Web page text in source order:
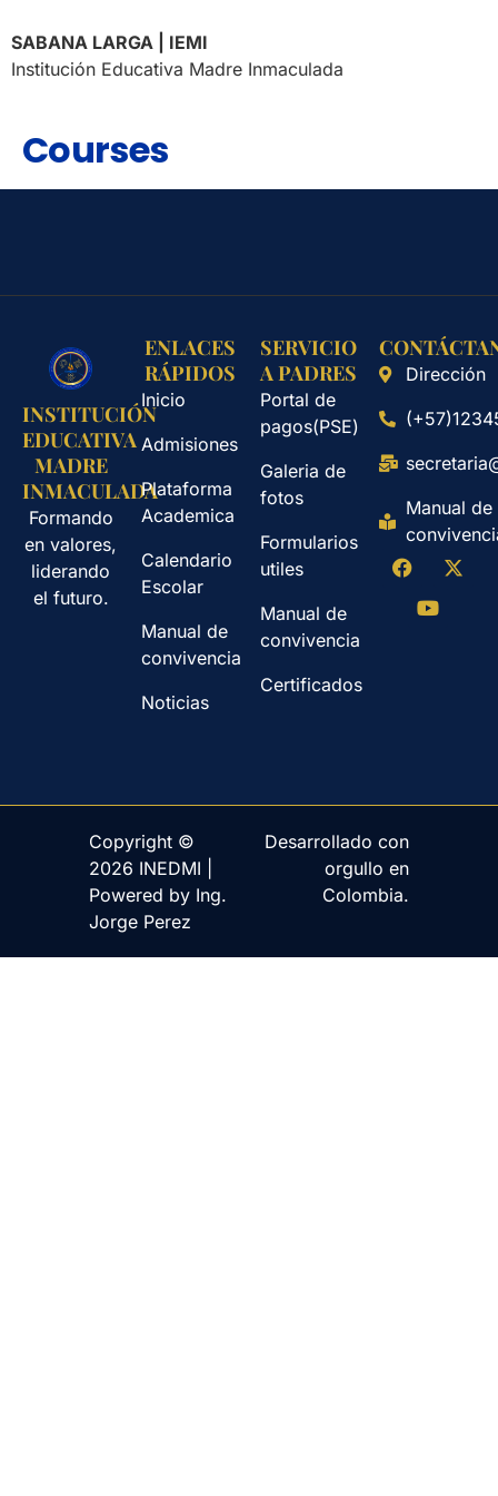
SABANA LARGA | IEMI
Institución Educativa Madre Inmaculada
Courses
INSTITUCIÓN
EDUCATIVA
MADRE
INMACULADA
Formando
en valores,
liderando
el futuro.
ENLACES
RÁPIDOS
Inicio
Admisiones
Plataforma
Academica
Calendario
Escolar
Manual de
convivencia
Noticias
SERVICIO
A PADRES
Portal de
pagos(PSE)
Galeria de
fotos
Formularios
utiles
Manual de
convivencia
Certificados
Dirección
Manual de
Copyright ©
2026 INEDMI |
Powered by Ing.
Jorge Perez
Desarrollado con
orgullo en
Colombia.